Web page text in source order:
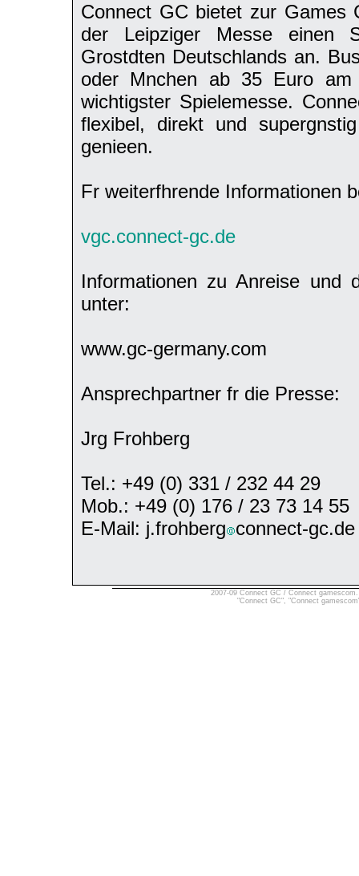
Connect GC bietet zur Games
der Leipziger Messe einen
Grostdten Deutschlands an.
oder Mnchen ab 35 Euro
wichtigster Spielemesse.
flexibel, direkt und
genieen.
Fr weiterfhrende Informationen
vgc.connect-gc.de
Informationen zu Anreise und
unter:
www.gc-germany.com
Ansprechpartner fr die Presse:
Jrg Frohberg
Tel.: +49 (0) 331 / 232 44 29
Mob.: +49 (0) 176 / 23 73 14 55
E-Mail: j.frohberg connect-gc.de
2007-09 Connect GC / Connect
"Connect GC", "Connect